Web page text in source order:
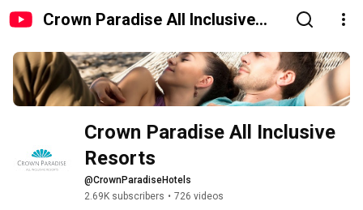
Crown Paradise All Inclusive
Crown Paradise All Inclusive
Resorts
@CrownParadiseHotels
2.69K subscribers • 726 videos